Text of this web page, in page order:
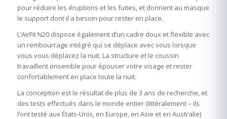
pour réduire les éruptions et les fuites, et donnent au masque
le support dont il a besoin pour rester en place.
L’AirFit N20 dispose également d’un cadre doux et flexible avec
un rembourrage intégré qui se déplace avec vous lorsque
vous vous déplacez la nuit. La structure et le coussin
travaillent ensemble pour épouser votre visage et rester
confortablement en place toute la nuit.
La conception est le résultat de plus de 3 ans de recherche, et
des tests effectués dans le monde entier (littéralement – ils
l’ont testé aux États-Unis, en Europe, en Asie et en Australie)